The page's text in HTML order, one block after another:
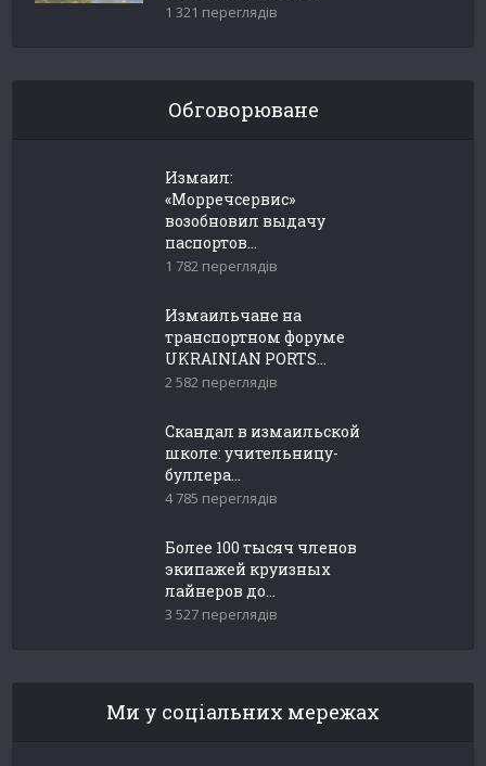
1 321 переглядів
Обговорюване
Измаил:
«Морречсервис»
возобновил выдачу
паспортов...
1 782 переглядів
Измаильчане на
транспортном форуме
UKRAINIAN PORTS...
2 582 переглядів
Скандал в измаильской
школе: учительницу-
буллера...
4 785 переглядів
Более 100 тысяч членов
экипажей круизных
лайнеров до...
3 527 переглядів
Ми у соціальних мережах